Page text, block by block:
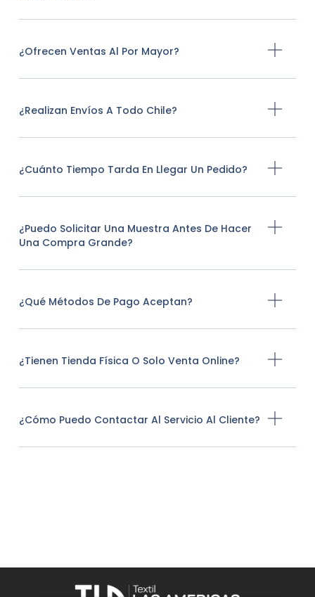
¿Ofrecen Ventas Al Por Mayor?
¿Realizan Envíos A Todo Chile?
¿Cuánto Tiempo Tarda En Llegar Un Pedido?
¿Puedo Solicitar Una Muestra Antes De Hacer
Una Compra Grande?
¿Qué Métodos De Pago Aceptan?
¿Tienen Tienda Física O Solo Venta Online?
¿Cómo Puedo Contactar Al Servicio Al Cliente?